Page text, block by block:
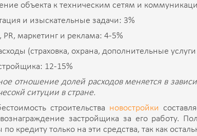
объекта к техническим сетям и
и изыскательные задачи: 3%
маркетинг и реклама: 4-5%
(страховка, охрана, дополнительные
12-15%
отношение долей расходов меняется в
ситуции в стране.
строительства новостройки
застройщика за его работу.
кредиту только на эти средства, так как